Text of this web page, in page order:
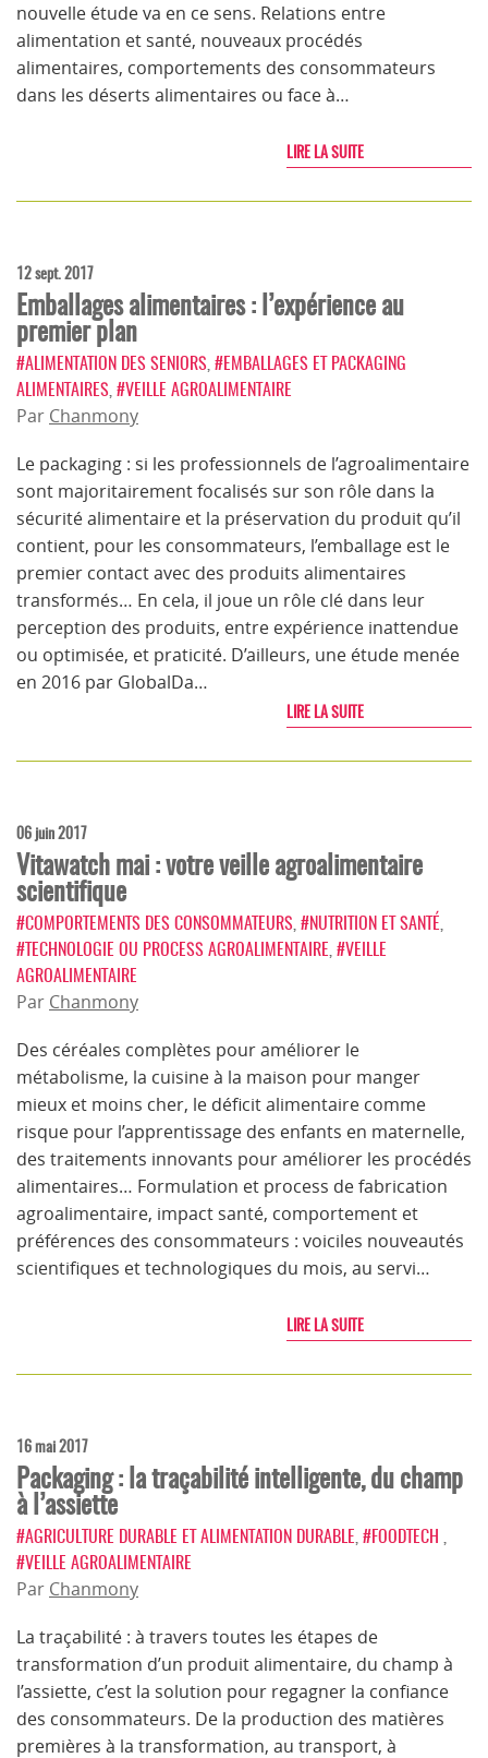
nouvelle étude va en ce sens. Relations entre
alimentation et santé, nouveaux procédés
alimentaires, comportements des consommateurs
dans les déserts alimentaires ou face à…
LIRE LA SUITE
12 sept. 2017
Emballages alimentaires : l’expérience au
premier plan
#ALIMENTATION DES SENIORS #EMBALLAGES ET PACKAGING
ALIMENTAIRES #VEILLE AGROALIMENTAIRE
Par Chanmony
Le packaging : si les professionnels de l’agroalimentaire
sont majoritairement focalisés sur son rôle dans la
sécurité alimentaire et la préservation du produit qu’il
contient, pour les consommateurs, l’emballage est le
premier contact avec des produits alimentaires
transformés… En cela, il joue un rôle clé dans leur
perception des produits, entre expérience inattendue
ou optimisée, et praticité. D’ailleurs, une étude menée
en 2016 par GlobalDa…
LIRE LA SUITE
06 juin 2017
Vitawatch mai : votre veille agroalimentaire
scientifique
#COMPORTEMENTS DES CONSOMMATEURS #NUTRITION ET SANTÉ
#TECHNOLOGIE OU PROCESS AGROALIMENTAIRE #VEILLE
AGROALIMENTAIRE
Par Chanmony
Des céréales complètes pour améliorer le
métabolisme, la cuisine à la maison pour manger
mieux et moins cher, le déficit alimentaire comme
risque pour l’apprentissage des enfants en maternelle,
des traitements innovants pour améliorer les procédés
alimentaires… Formulation et process de fabrication
agroalimentaire, impact santé, comportement et
préférences des consommateurs : voiciles nouveautés
scientifiques et technologiques du mois, au servi…
LIRE LA SUITE
16 mai 2017
Packaging : la traçabilité intelligente, du champ
à l’assiette
#AGRICULTURE DURABLE ET ALIMENTATION DURABLE #FOODTECH
#VEILLE AGROALIMENTAIRE
Par Chanmony
La traçabilité : à travers toutes les étapes de
transformation d’un produit alimentaire, du champ à
l’assiette, c’est la solution pour regagner la confiance
des consommateurs. De la production des matières
premières à la transformation, au transport, à